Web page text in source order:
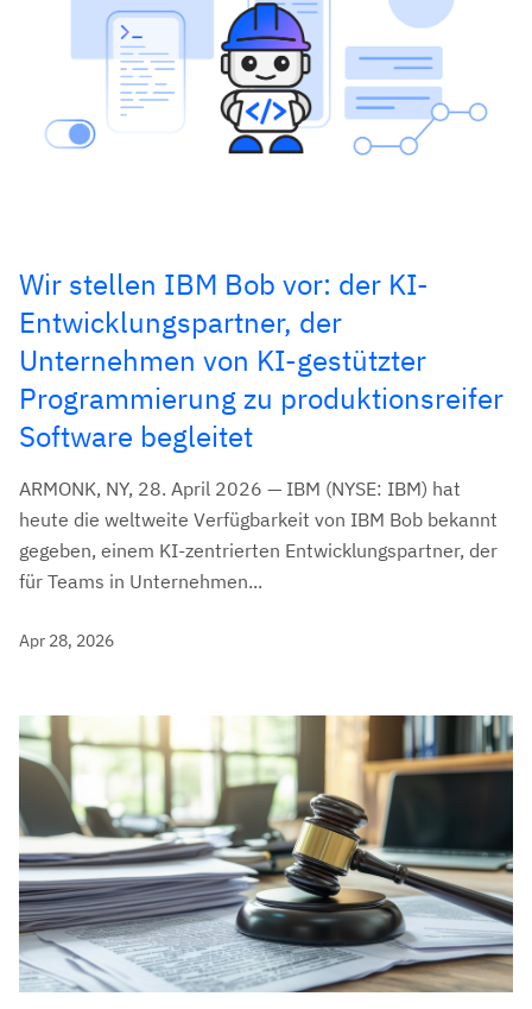
Wir stellen IBM Bob vor: der KI-
Entwicklungspartner, der
Unternehmen von KI-gestützter
Programmierung zu produktionsreifer
Software begleitet
ARMONK, NY, 28. April 2026 — IBM (NYSE: IBM) hat
heute die weltweite Verfügbarkeit von IBM Bob bekannt
gegeben, einem KI-zentrierten Entwicklungspartner, der
für Teams in Unternehmen...
Apr 28, 2026